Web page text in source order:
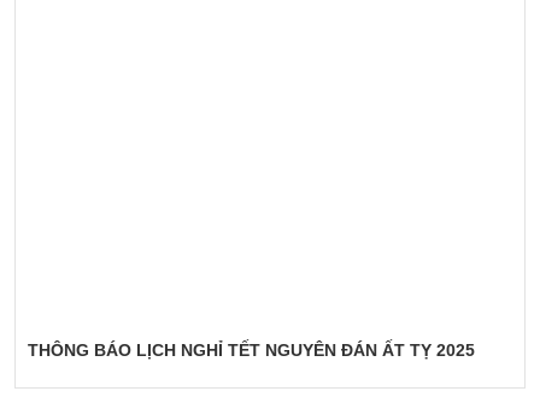
THÔNG BÁO LỊCH NGHỈ TẾT NGUYÊN ĐÁN ẤT TỴ 2025